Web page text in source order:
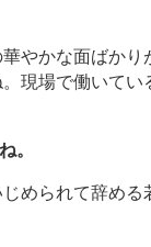
やかな面ばか
現場で働いて
。
められて辞め